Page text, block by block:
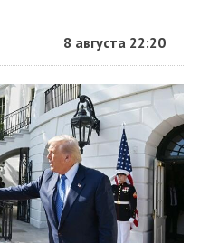
8 августа 22:20